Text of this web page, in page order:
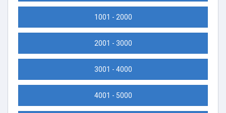
1001 - 2000
2001 - 3000
3001 - 4000
4001 - 5000